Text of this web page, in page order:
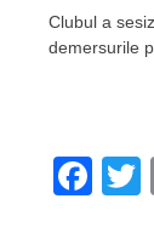
Clubul a
demersurile